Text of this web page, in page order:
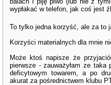
wypłakać w telefon, jak coś jest
To tylko jedna korzyść, ale za to
Korzyści materialnych dla mnie
Może ktoś napisze że
pierwsze - zauważyłam ze taka
deficytowym towarem, a po
akurat za pośrednictwem klubu